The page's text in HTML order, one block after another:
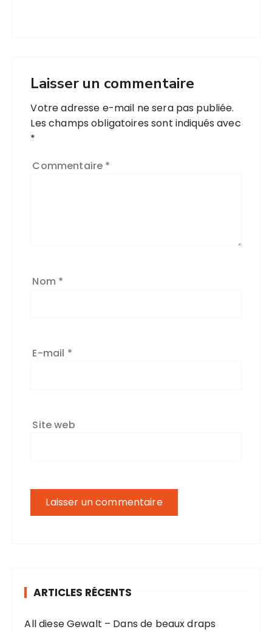
Laisser un commentaire
Votre adresse e-mail ne sera pas publiée.
Les champs obligatoires sont indiqués avec
*
Commentaire *
Nom *
E-mail *
Site web
ARTICLES RÉCENTS
All diese Gewalt – Dans de beaux draps